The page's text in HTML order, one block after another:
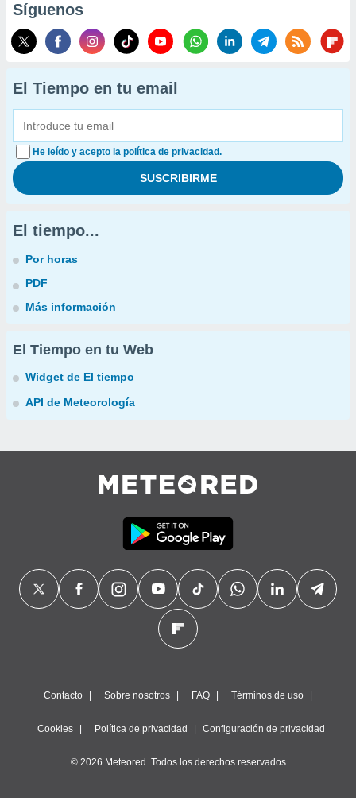
Síguenos
El Tiempo en tu email
He leído y acepto la política de privacidad.
El tiempo...
Por horas
PDF
Más información
El Tiempo en tu Web
Widget de El tiempo
API de Meteorología
Contacto Sobre nosotros FAQ Términos de uso
Cookies Política de privacidad Configuración de privacidad
© 2026 Meteored. Todos los derechos reservados